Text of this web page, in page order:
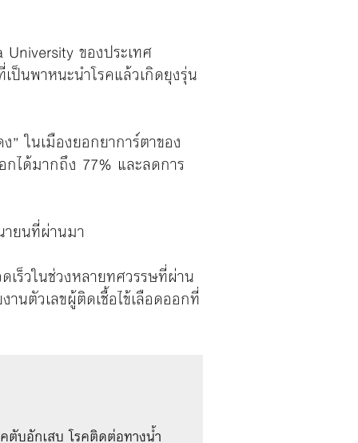
ของประเทศ
ป็นพาหนะนำโรคแล้วเกิดยุงรุ่น
ในเมืองยอกยาการ์ตาของ
กได้มากถึง 77% และลดการ
ยนที่ผ่านมา
เร็วในช่วงหลายทศวรรษที่ผ่าน
นตัวเลขผู้ติดเชื้อไข้เลือดออกที่
ตับอักเสบ โรคติดต่อทางน้ำ